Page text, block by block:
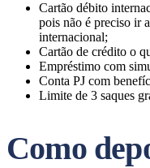
Cartão débito
pois não é preciso ir
internacional;
Cartão de crédito o
Empréstimo com
Conta PJ com
Limite de 3 saques
Como